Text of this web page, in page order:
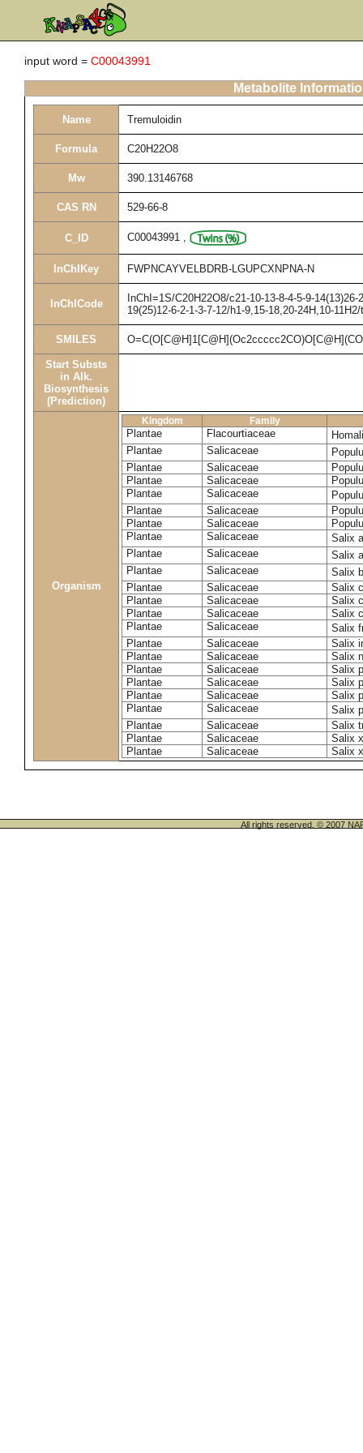
input word = C00043991
Metabolite
Name Tremuloidin
Formula C20H22O8
Mw 390.13146768
CAS RN 529-66-8
C_ID C00043991 ,
InChIKey FWPNCAYVELBDRB-LGUPCXNPNA-N
InChICode
InChI=1S/C20H22O8/c21-10-13-8-4-5-9-
19(25)12-6-2-1-3-7-12/h1-9,15-18,20-24H,10-
SMILES
Start Substs
in Alk.
Biosynthesis
(Prediction)
Organism
Kingdom Family
Plantae Flacourtiaceae
Plantae
Salicaceae
Plantae
Salicaceae
Plantae
Salicaceae
Plantae
Salicaceae
Plantae
Salicaceae
Plantae
Salicaceae
Plantae
Salicaceae
Salix
Plantae
Salicaceae
Salix
Plantae
Salicaceae
Salix
Plantae
Salicaceae
Salix
Plantae
Salicaceae
Salix
Plantae
Salicaceae
Salix
Plantae
Salicaceae
Salix
Plantae
Salicaceae
Salix
Plantae
Salicaceae
Salix
Plantae
Salicaceae
Salix
Plantae
Salicaceae
Salix
Plantae
Salicaceae
Salix
Plantae
Salicaceae
Salix
Plantae
Salicaceae
Salix
Plantae
Salicaceae
Salix
Plantae
Salicaceae Salix
All rights reserved. © 2007